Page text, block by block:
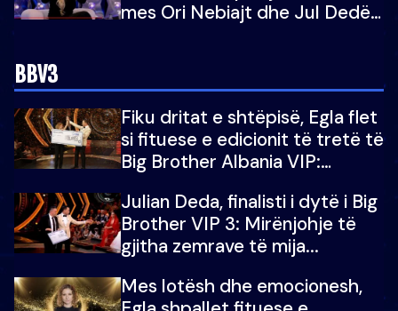
mes Ori Nebiajt dhe Jul Dedës:
BBV3
Fiku dritat e shtëpisë, Egla flet
si fituese e edicionit të tretë të
Big Brother Albania VIP:
Julian Deda, finalisti i dytë i Big
Brother VIP 3: Mirënjohje të
gjitha zemrave të mija...
Mes lotësh dhe emocionesh,